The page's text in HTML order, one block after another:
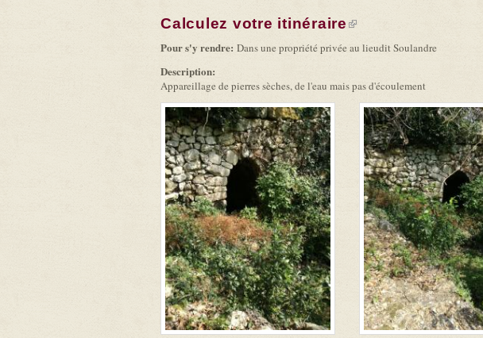
Calculez votre itinéraire(link is external)
Pour s'y rendre: Dans une propriété privée au lieudit Soulandre
Description:
Appareillage de pierres sèches, de l'eau mais pas d'écoulement